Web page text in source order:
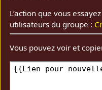
L’action que vous
utilisateurs du groupe :
Vous pouvez voir et